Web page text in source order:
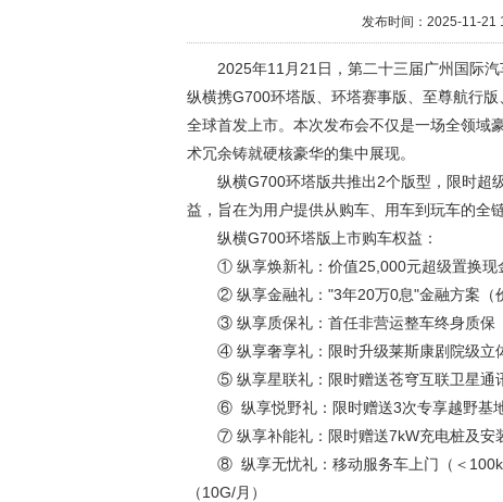
发布时间：2025-11-21
2025年11月21日，第二十三届广州国际
纵横携G700环塔版、环塔赛事版、至尊航行
全球首发上市。本次发布会不仅是一场全领域
术冗余铸就硬核豪华的集中展现。
纵横G700环塔版共推出2个版型，限时
益，旨在为用户提供从购车、用车到玩车的全
纵横G700环塔版上市购车权益：
① 纵享焕新礼：价值25,000元超级置换现
② 纵享金融礼："3年20万0息"金融方案（
③ 纵享质保礼：首任非营运整车终身质保
④ 纵享奢享礼：限时升级莱斯康剧院级立
⑤ 纵享星联礼：限时赠送苍穹互联卫星通
⑥ 纵享悦野礼：限时赠送3次专享越野基
⑦ 纵享补能礼：限时赠送7kW充电桩及安
⑧ 纵享无忧礼：移动服务车上门（＜
（10G/月）